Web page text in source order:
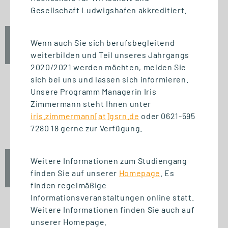
Fr., 25. September 2026
12:30 Uhr
START STUDIENGANG
Unternehmensführung (MBA)
Fr., 25. September 2026
10:00 Uhr
Gesellschaft Ludwigshafen akkreditiert.
Wenn auch Sie sich berufsbegleitend
weiterbilden und Teil unseres Jahrgangs
2020/2021 werden möchten, melden Sie
sich bei uns und lassen sich informieren.
Unsere Programm Managerin Iris
Zimmermann steht Ihnen unter
iris.zimmermann[at]gsrn.de oder 0621-595
7280 18 gerne zur Verfügung.
Weitere Informationen zum Studiengang
finden Sie auf unserer Homepage . Es
finden regelmäßige
Informationsveranstaltungen online statt.
Weitere Informationen finden Sie auch auf
unserer Homepage.